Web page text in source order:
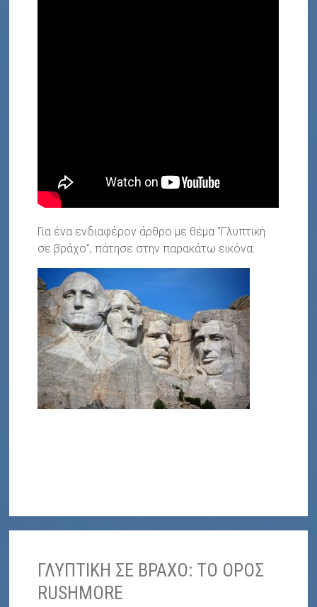
Για ένα ενδιαφέρον άρθρο με θέμα "Γλυπτική
σε βράχο", πάτησε στην παρακάτω εικόνα:
ΓΛΥΠΤΙΚΗ ΣΕ ΒΡΑΧΟ: ΤΟ ΟΡΟΣ
RUSHMORE